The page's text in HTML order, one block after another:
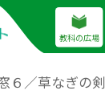
教科の広場
６／草なぎの